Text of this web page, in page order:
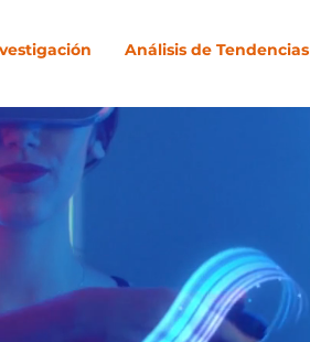
Análisis de Tendencias